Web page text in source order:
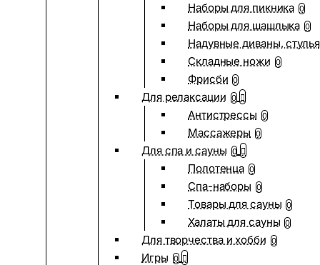
Наборы для пикника 0
Наборы для шашлыка 0
Надувные диваны, стулья
Складные ножи 0
Фрисби 0
Для релаксации 0
Антистрессы 0
Массажеры 0
Для спа и сауны 0
Полотенца 0
Спа-наборы 0
Товары для сауны 0
Халаты для сауны 0
Для творчества и хобби 0
Игры 0